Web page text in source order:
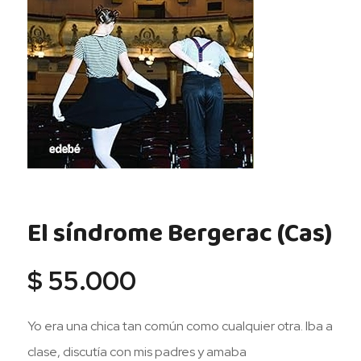
El síndrome Bergerac (Cas)
$ 55.000
Yo era una chica tan común como cualquier otra. Iba a
clase, discutía con mis padres y amaba